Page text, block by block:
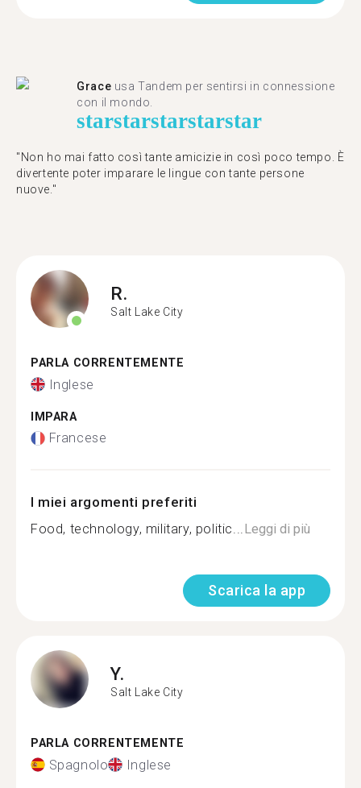
Grace usa Tandem per sentirsi in connessione
con il mondo.
starstarstarstarstar
"Non ho mai fatto così tante amicizie in così poco tempo. È
divertente poter imparare le lingue con tante persone
nuove."
R.
Salt Lake City
PARLA CORRENTEMENTE
Inglese
IMPARA
Francese
I miei argomenti preferiti
Food, technology, military, politic...Leggi di più
Scarica la app
Y.
Salt Lake City
PARLA CORRENTEMENTE
Spagnolo Inglese